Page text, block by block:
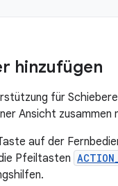
hinzufügen
für
Ansicht zusammen
auf der
Pfeiltasten